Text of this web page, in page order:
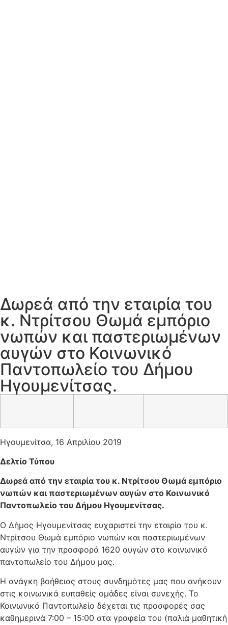
Δωρεά από την εταιρία του
κ. Ντρίτσου Θωμά εμπόριο
νωπών και παστεριωμένων
αυγών στο Κοινωνικό
Παντοπωλείο του Δήμου
Ηγουμενίτσας.
Ηγουμενίτσα, 16 Απριλίου 2019
Δελτίο Τύπου
Δωρεά από την εταιρία του κ. Ντρίτσου Θωμά εμπόριο
νωπών και παστεριωμένων αυγών στο Κοινωνικό
Παντοπωλείο του Δήμου Ηγουμενίτσας.
Ο Δήμος Ηγουμενίτσας ευχαριστεί την εταιρία του κ.
Ντρίτσου Θωμά εμπόριο νωπών και παστεριωμένων
αυγών για την προσφορά 1620 αυγών στο κοινωνικό
παντοπωλείο του Δήμου μας.
Η ανάγκη βοήθειας στους συνδημότες μας που ανήκουν
στις κοινωνικά ευπαθείς ομάδες είναι συνεχής. Το
Κοινωνικό Παντοπωλείο δέχεται τις προσφορές σας
καθημερινά 7:00 – 15:00 στα γραφεία του (παλιά μαθητική